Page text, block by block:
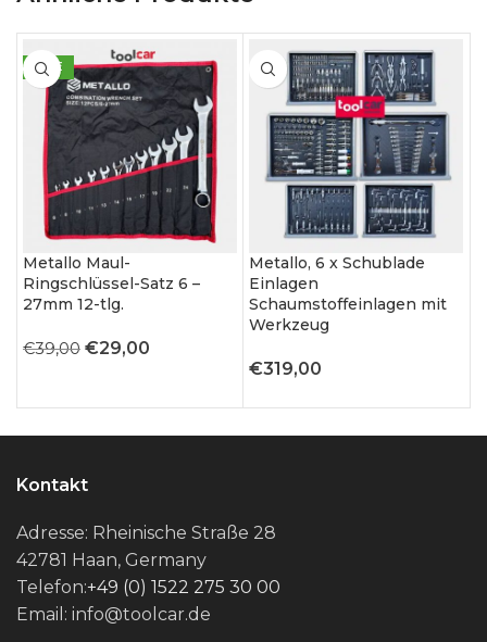
SALE
Metallo Maul-
Ringschlüssel-Satz 6 –
27mm 12-tlg.
€39,00 Ursprünglicher
€29,00
Metallo, 6 x Schublade
Einlagen
Schaumstoffeinlagen mit
Werkzeug
€319,00
Kontakt
Adresse: Rheinische Straße 28
42781 Haan, Germany
Telefon:+49 (0) 1522 275 30 00
Email: info@toolcar.de